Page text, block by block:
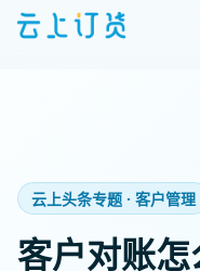
云上头条专题 · 客户管理
客户对账